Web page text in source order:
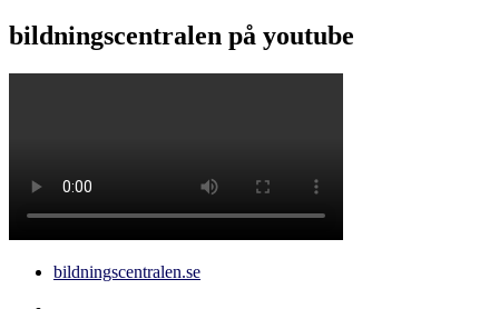
bildningscentralen på youtube
bildningscentralen.se